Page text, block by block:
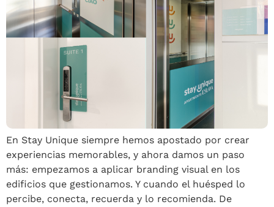
En Stay Unique siempre hemos apostado por crear
experiencias memorables, y ahora damos un paso
más: empezamos a aplicar branding visual en los
edificios que gestionamos. Y cuando el huésped lo
percibe, conecta, recuerda y lo recomienda. De